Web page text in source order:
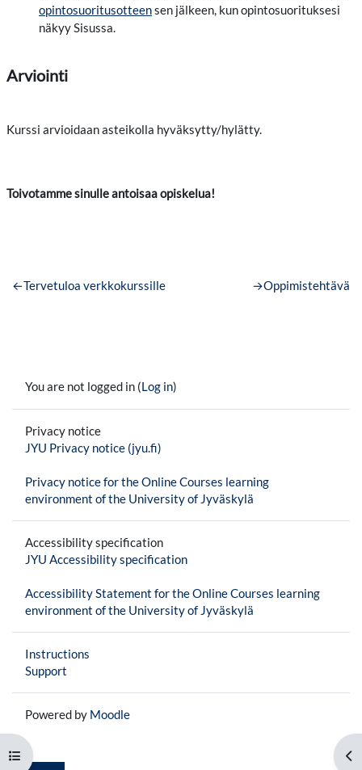
Open course index
opintosuoritusotteensen jälkeen, kun opintosuorituksesi
näkyy Sisussa.
Arviointi
Kurssi arvioidaan asteikolla hyväksytty/hylätty.
Toivotamme sinulle antoisaa opiskelua!
←Tervetuloa verkkokurssille →Oppimistehtävä
You are not logged in (Log in)
Privacy notice
JYU Privacy notice (jyu.fi)
Privacy notice for the Online Courses learning
environment of the University of Jyväskylä
Accessibility specification
JYU Accessibility specification
Accessibility Statement for the Online Courses learning
environment of the University of Jyväskylä
Instructions
Support
Powered by Moodle